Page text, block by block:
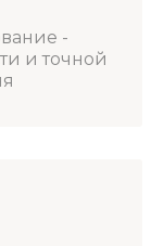
-
и точной